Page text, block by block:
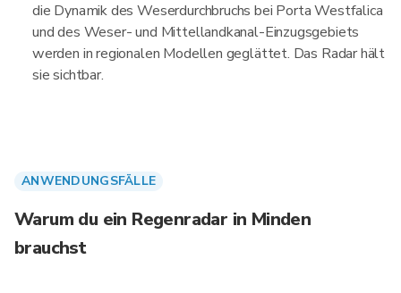
die Dynamik des Weserdurchbruchs bei Porta Westfalica
und des Weser- und Mittellandkanal-Einzugsgebiets
werden in regionalen Modellen geglättet. Das Radar hält
sie sichtbar.
ANWENDUNGSFÄLLE
Warum du ein Regenradar in Minden
brauchst